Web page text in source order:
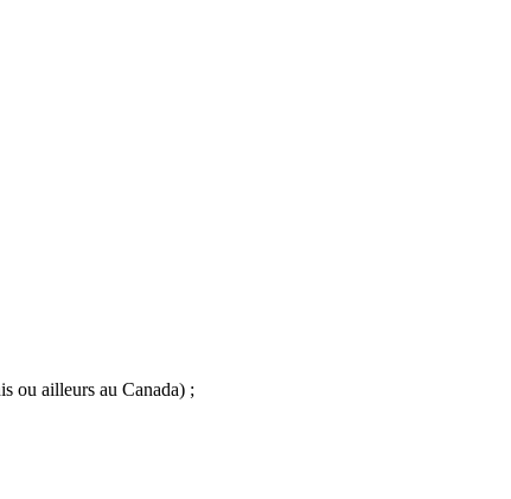
ou ailleurs au Canada) ;